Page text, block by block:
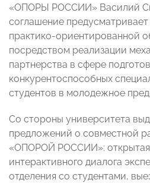
«ОПОРЫ РОССИИ» Василий
соглашение
практико-ориентированной
посредством реализации
партнерства в сфере
конкурентоспособных
студентов в молодежное
Со стороны университета
предложений о совместной
«ОПОРОЙ РОССИИ»: открытая
интерактивного диалога
отделения со студентами,